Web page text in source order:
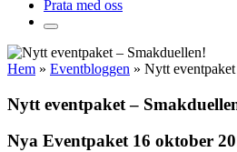
Prata med oss
Hem » Eventbloggen » Nytt
Nytt eventpaket –
Nya Eventpaket 16 oktober